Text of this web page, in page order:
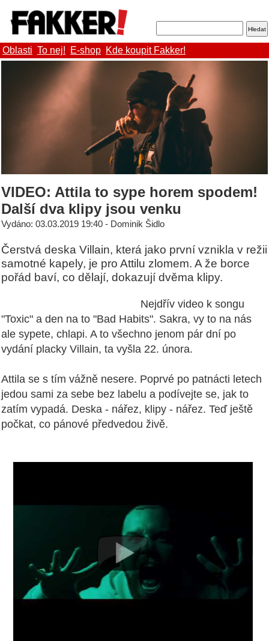
Oblasti To nej! E-shop Kde koupit Fakker!
VIDEO: Attila to sype horem spodem!
Další dva klipy jsou venku
Vydáno: 03.03.2019 19:40 - Dominik Šidlo
Čerstvá deska Villain, která jako první vznikla v režii
samotné kapely, je pro Attilu zlomem. A že borce
pořád baví, co dělají, dokazují dvěma klipy.
Nejdřív video k songu
"Toxic" a den na to "Bad Habits". Sakra, vy to na nás
ale sypete, chlapi. A to všechno jenom pár dní po
vydání placky Villain, ta vyšla 22. února.
Attila se s tím vážně nesere. Poprvé po patnácti letech
jedou sami za sebe bez labelu a podívejte se, jak to
zatím vypadá. Deska - nářez, klipy - nářez. Teď ještě
počkat, co pánové předvedou živě.